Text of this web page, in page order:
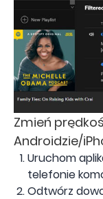
Zmień
Androidzie/
Uruchom
telefonie
Odtwórz